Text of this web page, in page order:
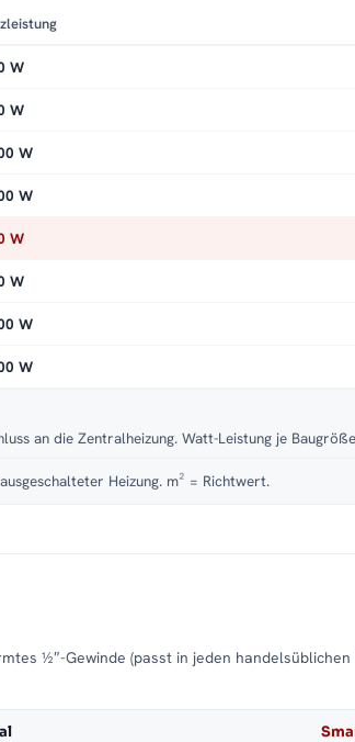
W
W
W
W
W
W
W
W
an die Zentralheizung. Watt-Leistung je
Heizung. m² = Richtwert.
½″-Gewinde (passt in jeden